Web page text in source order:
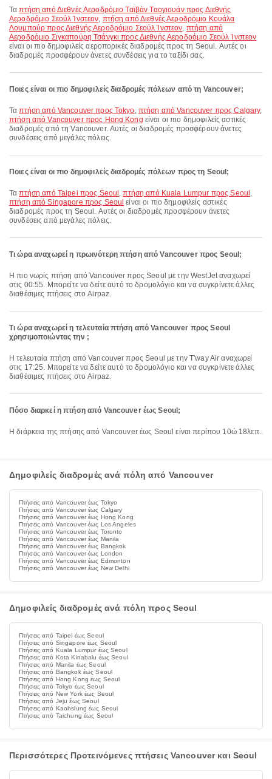
Ταπτήση από Διεθνές Αεροδρόμιο Ταϊβάν Ταογιουάν προς Διεθνής
Αεροδρόμιο Σεούλ Ίνστεον, πτήση από Διεθνές Αεροδρόμιο Κουάλα
Λουμπούρ προς Διεθνής Αεροδρόμιο Σεούλ Ίνστεον, πτήση από
Αεροδρόμιο Σιγκαπούρη Τσάνγκι προς Διεθνής Αεροδρόμιο Σεούλ Ίνστεον
είναι οι πιο δημοφιλείς αεροπορικές διαδρομές προς τη Seoul. Αυτές οι
διαδρομές προσφέρουν άνετες συνδέσεις για το ταξίδι σας.
Ποιες είναι οι πιο δημοφιλείς διαδρομές πόλεων από τη Vancouver;
Ταπτήση από Vancouver προς Tokyo, πτήση από Vancouver προς Calgary,
πτήση από Vancouver προς Hong Kong είναι οι πιο δημοφιλείς αστικές
διαδρομές από τη Vancouver. Αυτές οι διαδρομές προσφέρουν άνετες
συνδέσεις από μεγάλες πόλεις.
Ποιες είναι οι πιο δημοφιλείς διαδρομές πόλεων προς τη Seoul;
Ταπτήση από Taipei προς Seoul ,πτήση από Kuala Lumpur προς Seoul ,
πτήση από Singapore προς Seoul είναι οι πιο δημοφιλείς αστικές
διαδρομές προς τη Seoul. Αυτές οι διαδρομές προσφέρουν άνετες
συνδέσεις από μεγάλες πόλεις.
Τι ώρα αναχωρεί η πρωινότερη πτήση από Vancouver προς Seoul;
Η πιο νωρίς πτήση από Vancouver προς Seoul με την WestJet αναχωρεί
στις 00:55. Μπορείτε να δείτε αυτό το δρομολόγιο και να συγκρίνετε άλλες
διαθέσιμες πτήσεις στο Airpaz.
Τι ώρα αναχωρεί η τελευταία πτήση από Vancouver προς Seoul
χρησιμοποιώντας την ;
Η τελευταία πτήση από Vancouver προς Seoul με την T'way Air αναχωρεί
στις 17:25. Μπορείτε να δείτε αυτό το δρομολόγιο και να συγκρίνετε άλλες
διαθέσιμες πτήσεις στο Airpaz.
Πόσο διαρκεί η πτήση από Vancouver έως Seoul;
Η διάρκεια της πτήσης από Vancouver έως Seoul είναι περίπου 10ώ 18λεπ..
Δημοφιλείς διαδρομές ανά πόλη από Vancouver
Πτήσεις από Vancouver έως Tokyo
Πτήσεις από Vancouver έως Calgary
Πτήσεις από Vancouver έως Hong Kong
Πτήσεις από Vancouver έως Los Angeles
Πτήσεις από Vancouver έως Toronto
Πτήσεις από Vancouver έως Manila
Πτήσεις από Vancouver έως Bangkok
Πτήσεις από Vancouver έως London
Πτήσεις από Vancouver έως Edmonton
Πτήσεις από Vancouver έως New Delhi
Δημοφιλείς διαδρομές ανά πόλη προς Seoul
Πτήσεις από Taipei έως Seoul
Πτήσεις από Singapore έως Seoul
Πτήσεις από Kuala Lumpur έως Seoul
Πτήσεις από Kota Kinabalu έως Seoul
Πτήσεις από Manila έως Seoul
Πτήσεις από Bangkok έως Seoul
Πτήσεις από Hong Kong έως Seoul
Πτήσεις από Tokyo έως Seoul
Πτήσεις από New York έως Seoul
Πτήσεις από Jeju έως Seoul
Πτήσεις από Kaohsiung έως Seoul
Πτήσεις από Taichung έως Seoul
Περισσότερες Προτεινόμενες πτήσεις Vancouver και Seoul